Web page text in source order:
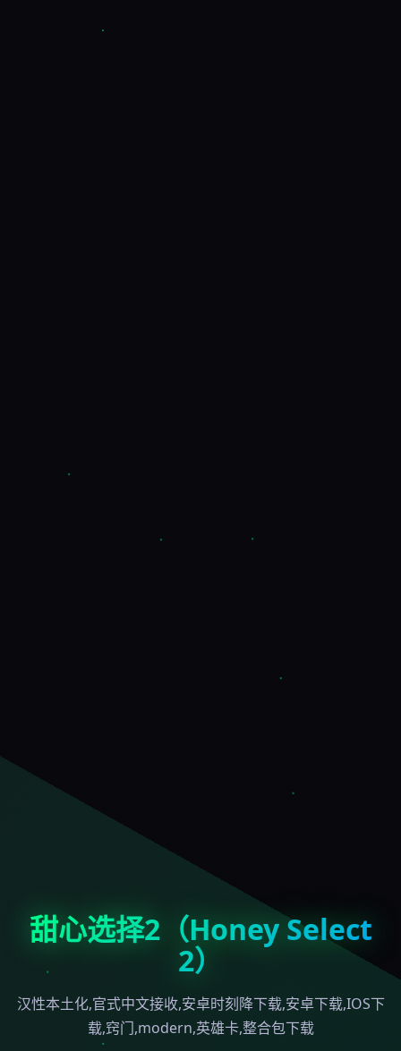
甜心选择2（Honey Select
2）
汉性本土化,官式中文接收,安卓时刻降下载,安卓下载,IOS下
载,窍门,modern,英雄卡,整合包下载